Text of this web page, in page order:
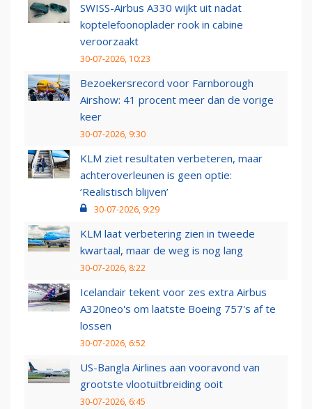
SWISS-Airbus A330 wijkt uit nadat
koptelefoonoplader rook in cabine
veroorzaakt
30-07-2026, 10:23
Bezoekersrecord voor Farnborough
Airshow: 41 procent meer dan de vorige
keer
30-07-2026, 9:30
KLM ziet resultaten verbeteren, maar
achteroverleunen is geen optie:
‘Realistisch blijven’
30-07-2026, 9:29
KLM laat verbetering zien in tweede
kwartaal, maar de weg is nog lang
30-07-2026, 8:22
Icelandair tekent voor zes extra Airbus
A320neo's om laatste Boeing 757's af te
lossen
30-07-2026, 6:52
US-Bangla Airlines aan vooravond van
grootste vlootuitbreiding ooit
30-07-2026, 6:45